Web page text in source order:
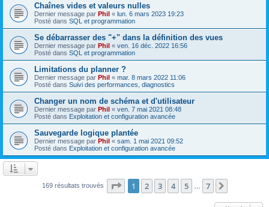
Chaînes vides et valeurs nulles
Dernier message par Phil « lun. 6 mars 2023 19:23
Posté dans SQL et programmation
Se débarrasser des "+" dans la définition des vues
Dernier message par Phil « ven. 16 déc. 2022 16:56
Posté dans SQL et programmation
Limitations du planner ?
Dernier message par Phil « mar. 8 mars 2022 11:06
Posté dans Suivi des performances, diagnostics
Changer un nom de schéma et d'utilisateur
Dernier message par Phil « ven. 7 mai 2021 08:48
Posté dans Exploitation et configuration avancée
Sauvegarde logique plantée
Dernier message par Phil « sam. 1 mai 2021 09:52
Posté dans Exploitation et configuration avancée
169 résultats trouvés Page 1sur7
1 2 3 4 5 7